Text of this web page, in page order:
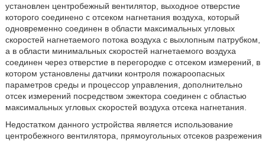
установлен центробежный вентилятор, выходное отверстие
которого соединено с отсеком нагнетания воздуха, который
одновременно соединен в области максимальных угловых
скоростей нагнетаемого потока воздуха с выхлопным патрубком,
а в области минимальных скоростей нагнетаемого воздуха
соединен через отверстие в перегородке с отсеком измерений, в
котором установлены датчики контроля пожароопасных
параметров среды и процессор управления, дополнительно
отсек измерений посредством эжектора соединен с областью
максимальных угловых скоростей воздуха отсека нагнетания.
Недостатком данного устройства является использование
центробежного вентилятора, прямоугольных отсеков разрежения